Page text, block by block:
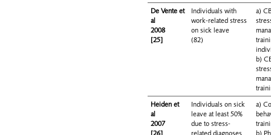
De Vente et
al
2008
[25]
Individuals with
work-related stress
on sick leave
(82)
a)
b)
Heiden et
al
2007
[26]
Individuals on sick
leave at least 50%
due to stress-
related diagnoses
a)
b)